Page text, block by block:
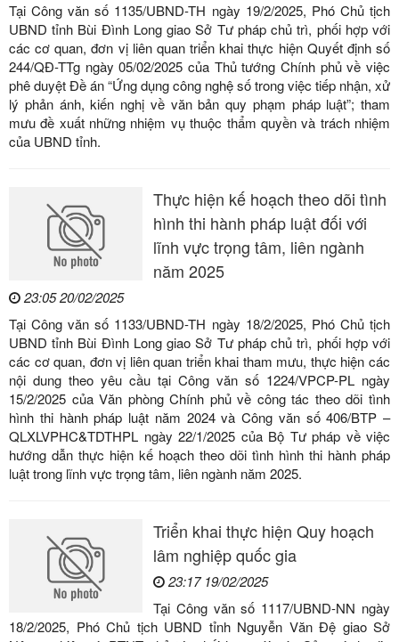
Tại Công văn số 1135/UBND-TH ngày 19/2/2025, Phó Chủ tịch
UBND tỉnh Bùi Đình Long giao Sở Tư pháp chủ trì, phối hợp với
các cơ quan, đơn vị liên quan triển khai thực hiện Quyết định số
244/QĐ-TTg ngày 05/02/2025 của Thủ tướng Chính phủ về việc
phê duyệt Đề án “Ứng dụng công nghệ số trong việc tiếp nhận, xử
lý phản ánh, kiến nghị về văn bản quy phạm pháp luật”; tham
mưu đề xuất những nhiệm vụ thuộc thẩm quyền và trách nhiệm
của UBND tỉnh.
Thực hiện kế hoạch theo dõi tình
hình thi hành pháp luật đối với
lĩnh vực trọng tâm, liên ngành
năm 2025
23:05 20/02/2025
Tại Công văn số 1133/UBND-TH ngày 18/2/2025, Phó Chủ tịch
UBND tỉnh Bùi Đình Long giao Sở Tư pháp chủ trì, phối hợp với
các cơ quan, đơn vị liên quan triển khai tham mưu, thực hiện các
nội dung theo yêu cầu tại Công văn số 1224/VPCP-PL ngày
15/2/2025 của Văn phòng Chính phủ về công tác theo dõi tình
hình thi hành pháp luật năm 2024 và Công văn số 406/BTP –
QLXLVPHC&TDTHPL ngày 22/1/2025 của Bộ Tư pháp về việc
hướng dẫn thực hiện kế hoạch theo dõi tình hình thi hành pháp
luật trong lĩnh vực trọng tâm, liên ngành năm 2025.
Triển khai thực hiện Quy hoạch
lâm nghiệp quốc gia
23:17 19/02/2025
Tại Công văn số 1117/UBND-NN ngày
18/2/2025, Phó Chủ tịch UBND tỉnh Nguyễn Văn Đệ giao Sở